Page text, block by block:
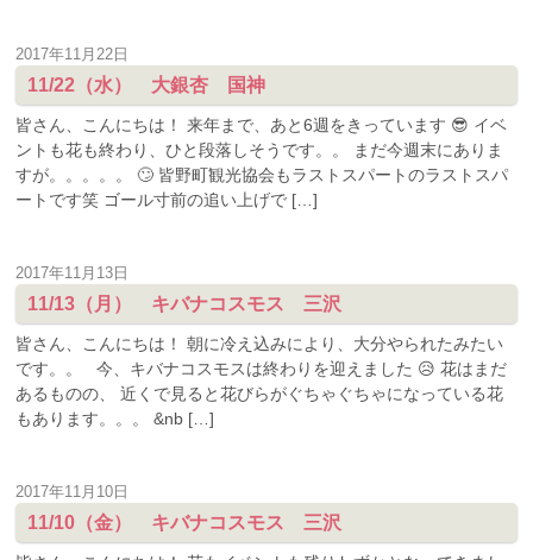
2017年11月22日
11/22（水） 大銀杏 国神
皆さん、こんにちは！ 来年まで、あと6週をきっています 😎 イベ
ントも花も終わり、ひと段落しそうです。。 まだ今週末にありま
すが。。。。。 🙄 皆野町観光協会もラストスパートのラストスパ
ートです笑 ゴール寸前の追い上げで […]
2017年11月13日
11/13（月） キバナコスモス 三沢
皆さん、こんにちは！ 朝に冷え込みにより、大分やられたみたい
です。。 今、キバナコスモスは終わりを迎えました 😥 花はまだ
あるものの、 近くで見ると花びらがぐちゃぐちゃになっている花
もあります。。。 &nb […]
2017年11月10日
11/10（金） キバナコスモス 三沢